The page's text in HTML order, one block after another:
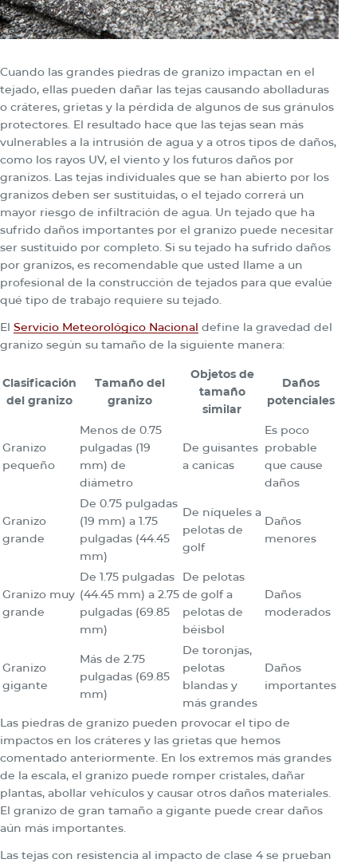
Cuando las grandes piedras de granizo impactan en el
tejado, ellas pueden dañar las tejas causando abolladuras
o cráteres, grietas y la pérdida de algunos de sus gránulos
protectores. El resultado hace que las tejas sean más
vulnerables a la intrusión de agua y a otros tipos de daños,
como los rayos UV, el viento y los futuros daños por
granizos. Las tejas individuales que se han abierto por los
granizos deben ser sustituidas, o el tejado correrá un
mayor riesgo de infiltración de agua. Un tejado que ha
sufrido daños importantes por el granizo puede necesitar
ser sustituido por completo. Si su tejado ha sufrido daños
por granizos, es recomendable que usted llame a un
profesional de la construcción de tejados para que evalúe
qué tipo de trabajo requiere su tejado.
El Servicio Meteorológico Nacional define la gravedad del
granizo según su tamaño de la siguiente manera:
Clasificación
del granizo
Tamaño del
granizo
Objetos de
tamaño
similar
Daños
potenciales
Granizo
pequeño
Menos de 0.75
pulgadas (19
mm) de
diámetro
De guisantes
a canicas
Es poco
probable
que cause
daños
Granizo
grande
De 0.75 pulgadas
(19 mm) a 1.75
pulgadas (44.45
mm)
De níqueles a
pelotas de
golf
Daños
menores
Granizo muy
grande
De 1.75 pulgadas
(44.45 mm) a 2.75
pulgadas (69.85
mm)
De pelotas
de golf a
pelotas de
béisbol
Daños
moderados
Granizo
gigante
Más de 2.75
pulgadas (69.85
mm)
De toronjas,
pelotas
blandas y
más grandes
Daños
importantes
Las piedras de granizo pueden provocar el tipo de
impactos en los cráteres y las grietas que hemos
comentado anteriormente. En los extremos más grandes
de la escala, el granizo puede romper cristales, dañar
plantas, abollar vehículos y causar otros daños materiales.
El granizo de gran tamaño a gigante puede crear daños
aún más importantes.
Las tejas con resistencia al impacto de clase 4 se prueban